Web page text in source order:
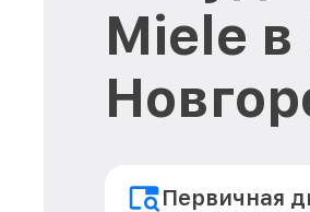
Miele
Первичная